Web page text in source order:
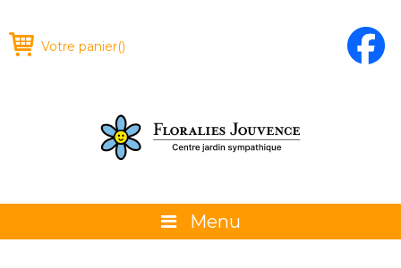
Votre panier()
Menu